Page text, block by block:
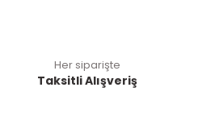
Her siparişte
Taksitli Alışveriş